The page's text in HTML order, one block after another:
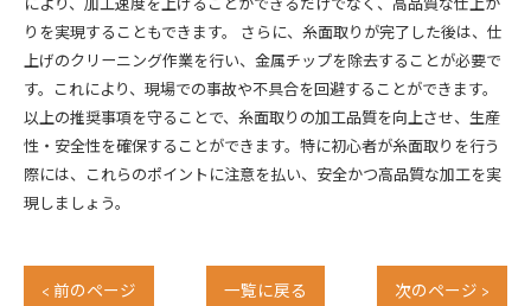
りを実現することもできます。 さらに、糸面取りが完了した後は、仕
上げのクリーニング作業を行い、金属チップを除去することが必要で
す。これにより、現場での事故や不具合を回避することができます。
以上の推奨事項を守ることで、糸面取りの加工品質を向上させ、生産
性・安全性を確保することができます。特に初心者が糸面取りを行う
際には、これらのポイントに注意を払い、安全かつ高品質な加工を実
現しましょう。
< 前のページ 一覧に戻る 次のページ >